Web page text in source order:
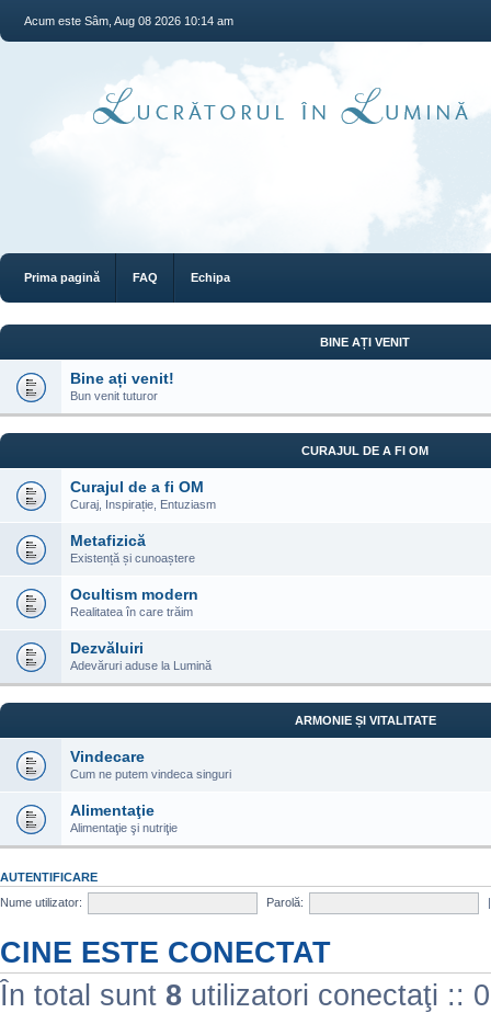
Acum este Sâm, Aug 08 2026 10:14 am
Prima pagină FAQ Echipa
BINE AȚI VENIT
Bine ați venit!
Bun venit tuturor
CURAJUL DE A FI OM
Curajul de a fi OM
Curaj, Inspirație, Entuziasm
Metafizică
Existență și cunoaștere
Ocultism modern
Realitatea în care trăim
Dezvăluiri
Adevăruri aduse la Lumină
ARMONIE ȘI VITALITATE
Vindecare
Cum ne putem vindeca singuri
Alimentaţie
Alimentaţie şi nutriţie
AUTENTIFICARE
Nume utilizator:
Parolă:
CINE ESTE CONECTAT
În total sunt 8 utilizatori conectaţi ::